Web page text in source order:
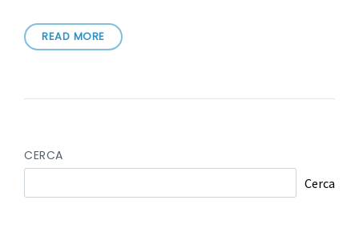
READ MORE
CERCA
Cerca